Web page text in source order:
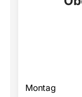
Montag